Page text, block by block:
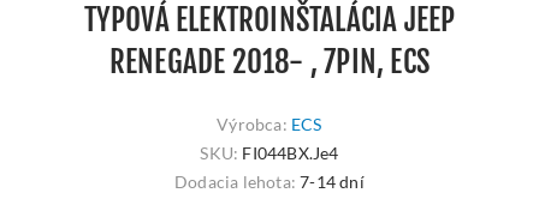
TYPOVÁ ELEKTROINŠTALÁCIA JEEP
RENEGADE 2018- , 7PIN, ECS
Výrobca: ECS
SKU: FI044BX.Je4
Dodacia lehota: 7-14 dní